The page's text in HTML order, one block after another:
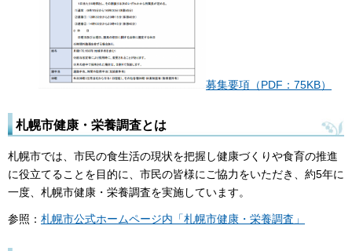
募集要項（PDF：75KB）
札幌市健康・栄養調査とは
札幌市では、市民の食生活の現状を把握し健康づくりや食育の推進
に役立てることを目的に、市民の皆様にご協力をいただき、約5年に
一度、札幌市健康・栄養調査を実施しています。
参照： 札幌市公式ホームページ内「札幌市健康・栄養調査」